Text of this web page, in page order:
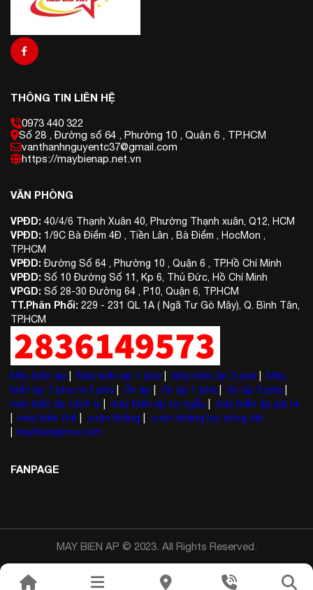
THÔNG TIN LIÊN HỆ
0973 440 322
Số 28 , Đường số 64 , Phường 10 , Quận 6 , TP.HCM
vanthanhnguyentc37@gmail.com
https://maybienap.net.vn
VĂN PHÒNG
VPĐD: 40/4/6 Thạnh Xuân 40, Phường Thạnh xuân, Q12, HCM
VPĐD: 1/9C Bà Điểm 4Đ , Tiền Lân , Bà Điểm , HocMon ,
TP.HCM
VPĐD: Đường Số 64 , Phường 10 , Quận 6 , TP.Hồ Chí Minh
VPĐD: Số 10 Đường Số 11, Kp 6, Thủ Đức, Hồ Chí Minh
VPGD: Số 28-30 Đường 64 , P10, Quận 6, TP.HCM
TT.Phân Phối: 229 - 231 QL 1A ( Ngã Tư Gò Mây), Q. Bình Tân,
TP.HCM
Máy biến áp Máy biến áp 1 pha Máy biến áp 3 pha
Máy
biến áp 1 pha ra 3 pha
ổn áp ổn áp 1 pha ổn áp 3 pha
máy biến áp cách ly
máy biến áp tự ngẫu
máy biến áp giá rẻ
máy biến thế cuộn kháng
cuộn kháng lọc sóng hài
maybienapnsv.com
FANPAGE
MAY BIEN AP © 2023. All Rights Reserved.